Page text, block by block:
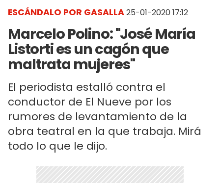
ESCÁNDALO POR GASALLA25-01-2020 17:12
Marcelo Polino: "José María
Listorti es un cagón que
maltrata mujeres"
El periodista estalló contra el
conductor de El Nueve por los
rumores de levantamiento de la
obra teatral en la que trabaja. Mirá
todo lo que le dijo.